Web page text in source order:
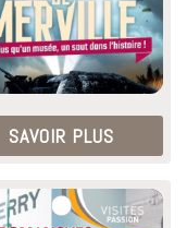
SAVOIR PLUS